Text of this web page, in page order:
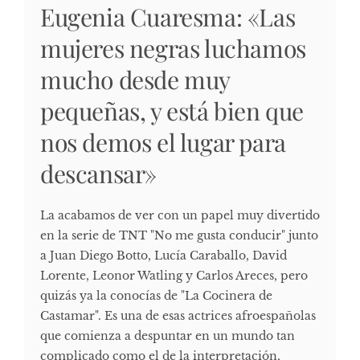
Eugenia Cuaresma: «Las
mujeres negras luchamos
mucho desde muy
pequeñas, y está bien que
nos demos el lugar para
descansar»
La acabamos de ver con un papel muy divertido
en la serie de TNT "No me gusta conducir" junto
a Juan Diego Botto, Lucía Caraballo, David
Lorente, Leonor Watling y Carlos Areces, pero
quizás ya la conocías de "La Cocinera de
Castamar". Es una de esas actrices afroespañolas
que comienza a despuntar en un mundo tan
complicado como el de la interpretación,